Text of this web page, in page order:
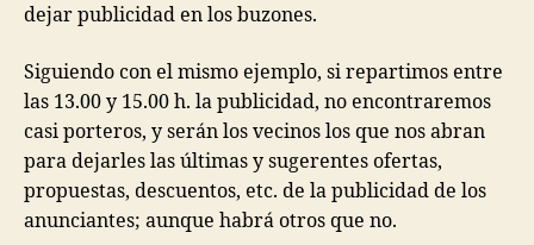
dejar publicidad en los buzones.
Siguiendo con el mismo ejemplo, si repartimos entre
las 13.00 y 15.00 h. la publicidad, no encontraremos
casi porteros, y serán los vecinos los que nos abran
para dejarles las últimas y sugerentes ofertas,
propuestas, descuentos, etc. de la publicidad de los
anunciantes; aunque habrá otros que no.